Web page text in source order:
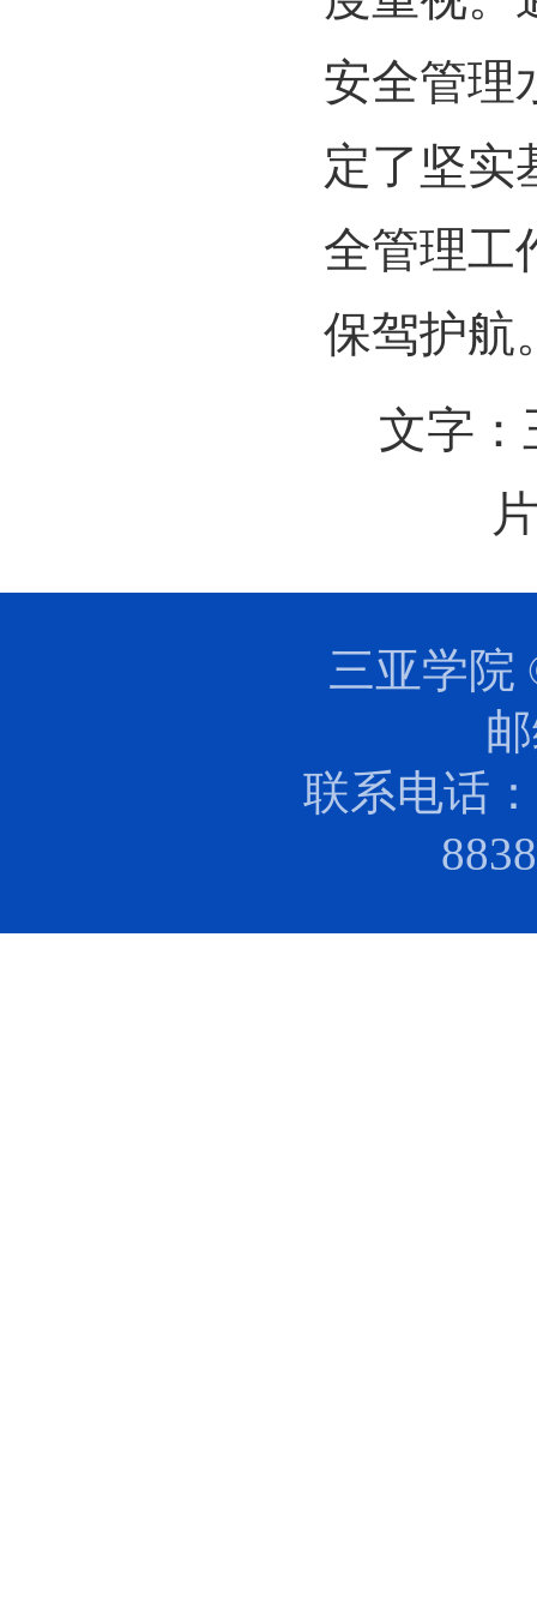
安全管理
定了坚实
全管理工
保驾护航
文字：
三亚学院
联系电话